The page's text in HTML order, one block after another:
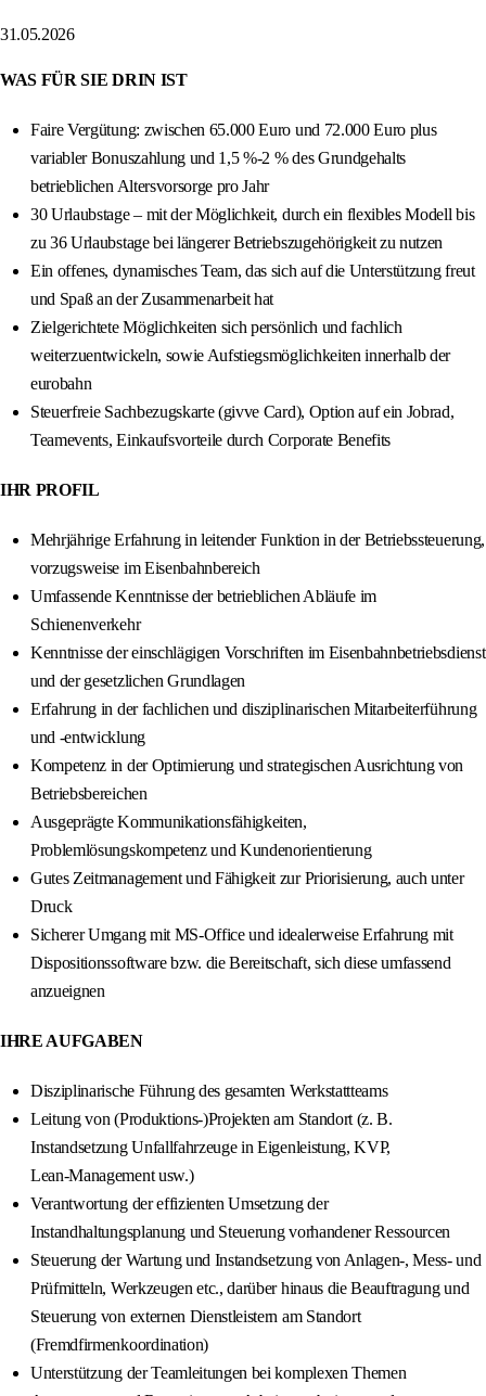
31.05.2026
WAS FÜR SIE DRIN IST
Faire Vergütung: zwischen 65.000 Euro und 72.000 Euro plus
variabler Bonuszahlung und 1,5 %-2 % des Grundgehalts
betrieblichen Altersvorsorge pro Jahr
30 Urlaubstage – mit der Möglichkeit, durch ein flexibles Modell bis
zu 36 Urlaubstage bei längerer Betriebszugehörigkeit zu nutzen
Ein offenes, dynamisches Team, das sich auf die Unterstützung freut
und Spaß an der Zusammenarbeit hat
Zielgerichtete Möglichkeiten sich persönlich und fachlich
weiterzuentwickeln, sowie Aufstiegsmöglichkeiten innerhalb der
eurobahn
Steuerfreie Sachbezugskarte (givve Card), Option auf ein Jobrad,
Teamevents, Einkaufsvorteile durch Corporate Benefits
IHR PROFIL
Mehrjährige Erfahrung in leitender Funktion in der Betriebssteuerung,
vorzugsweise im Eisenbahnbereich
Umfassende Kenntnisse der betrieblichen Abläufe im
Schienenverkehr
Kenntnisse der einschlägigen Vorschriften im Eisenbahnbetriebsdienst
und der gesetzlichen Grundlagen
Erfahrung in der fachlichen und disziplinarischen Mitarbeiterführung
und -entwicklung
Kompetenz in der Optimierung und strategischen Ausrichtung von
Betriebsbereichen
Ausgeprägte Kommunikationsfähigkeiten,
Problemlösungskompetenz und Kundenorientierung
Gutes Zeitmanagement und Fähigkeit zur Priorisierung, auch unter
Druck
Sicherer Umgang mit MS-Office und idealerweise Erfahrung mit
Dispositionssoftware bzw. die Bereitschaft, sich diese umfassend
anzueignen
IHRE AUFGABEN
Disziplinarische Führung des gesamten Werkstattteams
Leitung von (Produktions-)Projekten am Standort (z. B.
Instandsetzung Unfallfahrzeuge in Eigenleistung, KVP,
Lean‑Management usw.)
Verantwortung der effizienten Umsetzung der
Instandhaltungsplanung und Steuerung vorhandener Ressourcen
Steuerung der Wartung und Instandsetzung von Anlagen-, Mess- und
Prüfmitteln, Werkzeugen etc., darüber hinaus die Beauftragung und
Steuerung von externen Dienstleistern am Standort
(Fremdfirmenkoordination)
Unterstützung der Teamleitungen bei komplexen Themen